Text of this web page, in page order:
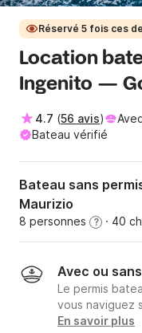
Réservé 5 fois ces
Location
Ingenito —
4.7 (56 avis)
Bateau vérifié
Bateau sans
Maurizio
8 personnes ? · 40
Avec ou
Le permis
vous naviguez
En savoir plus